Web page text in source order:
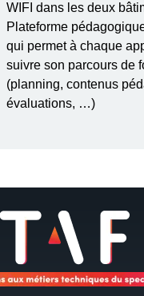
WIFI dans les deux
Plateforme
qui permet à chaque
suivre son parcours de
(planning, contenus
évaluations, …)